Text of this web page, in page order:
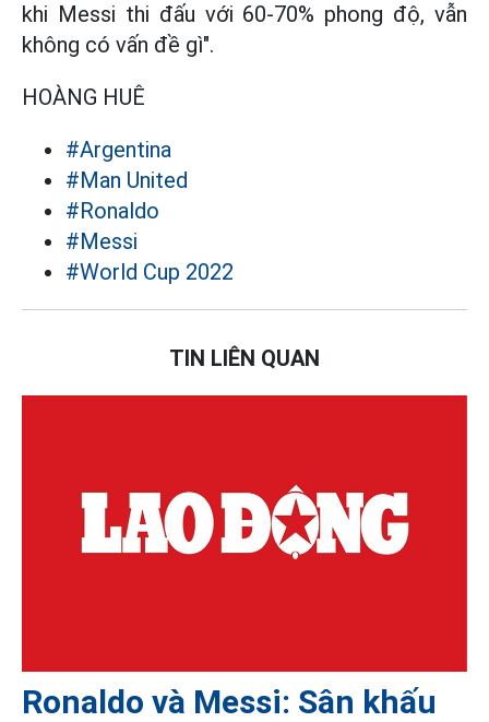
khi Messi thi đấu với 60-70% phong độ, vẫn
không có vấn đề gì".
HOÀNG HUÊ
#Argentina
#Man United
#Ronaldo
#Messi
#World Cup 2022
TIN LIÊN QUAN
Ronaldo và Messi: Sân khấu